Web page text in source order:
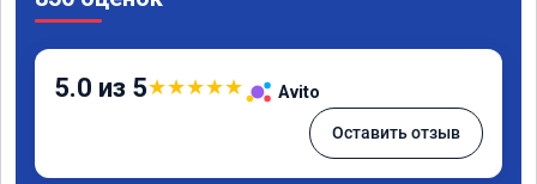
5.0 из 5★★★★★ Avito
Оставить отзыв